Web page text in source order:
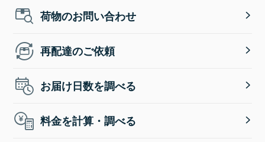
荷物のお問い合わせ
再配達のご依頼
お届け日数を調べる
料金を計算・調べる